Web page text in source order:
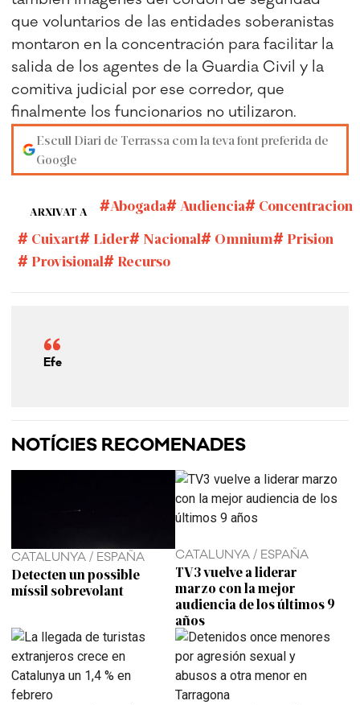
que voluntarios de las entidades soberanistas
montaron en la concentración para facilitar la
salida de los agentes de la Guardia Civil y la
comitiva judicial por ese corredor, que
finalmente los funcionarios no utilizaron.
Escull Diari de Terrassa com la teva font preferida de
Google
ARXIVAT A Abogada Audiencia
Concentracion
Cuixart
Lider Nacional Omnium
Prision
Provisional
Recurso
Efe
NOTÍCIES RECOMENADES
CATALUNYA / ESPAÑA
Detecten un possible
míssil sobrevolant
CATALUNYA / ESPAÑA
TV3 vuelve a liderar
marzo con la mejor
audiencia de los últimos 9
años